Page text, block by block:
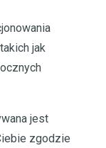
jak
jest
zgodzie